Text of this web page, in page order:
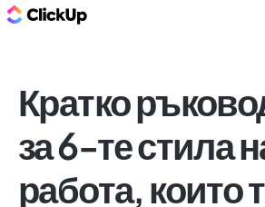
Кратко
за 6-те стила
работа, които